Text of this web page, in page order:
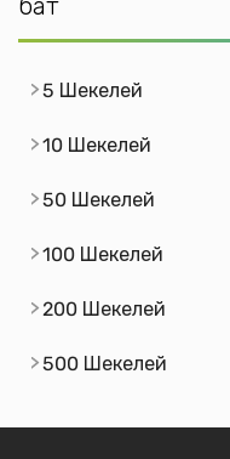
5 Шекелей
10 Шекелей
50 Шекелей
100 Шекелей
200 Шекелей
500 Шекелей